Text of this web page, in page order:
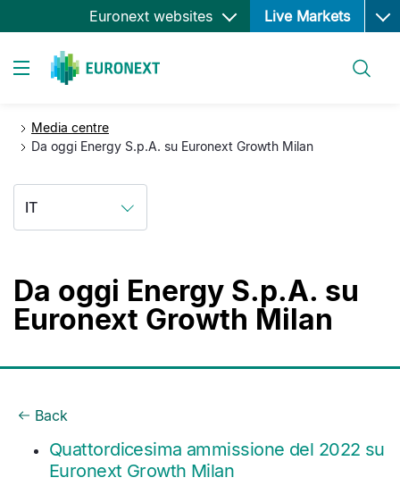
Salta
al
Euronext websites Live Markets Open
Media centre
Da oggi Energy S.p.A. su Euronext Growth Milan
IT
Da oggi Energy S.p.A. su
Euronext Growth Milan
Back
Quattordicesima ammissione del 2022 su
Euronext Growth Milan